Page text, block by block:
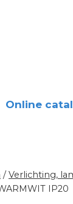
Online
/ Verlichting,
IP20